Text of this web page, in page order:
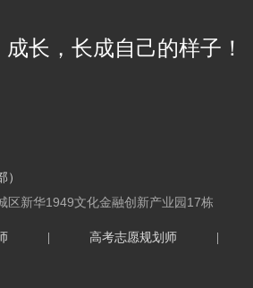
成长，长成自己的样子！
区新华1949文化金融创新产业园17栋
| 高考志愿规划师 |